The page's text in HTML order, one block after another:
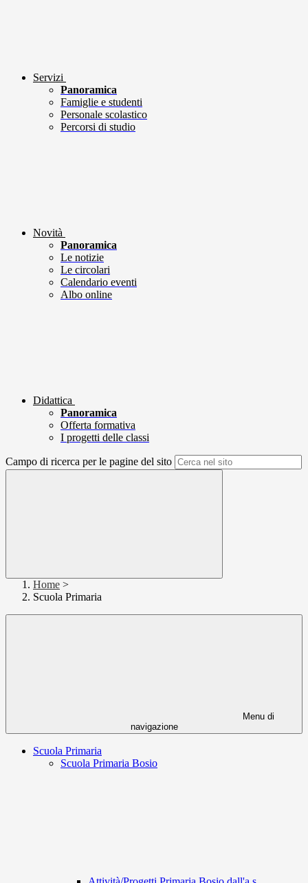
Servizi
Panoramica
Famiglie e studenti
Personale scolastico
Percorsi di studio
Novità
Panoramica
Le notizie
Le circolari
Calendario eventi
Albo online
Didattica
Panoramica
Offerta formativa
I progetti delle classi
Campo di ricerca per le pagine del sito
Home >
Scuola Primaria
Menu di
navigazione
Scuola Primaria
Scuola Primaria Bosio